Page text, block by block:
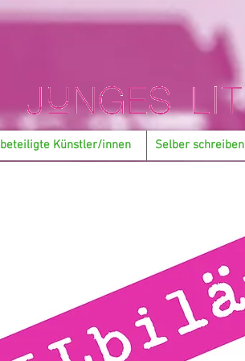
beteiligte Künstler/innen Selber schreiben